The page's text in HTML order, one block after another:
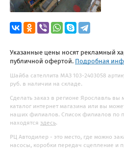
Указанные цены носят рекламный
публичной офертой. Подробная
Шайба сателлита МАЗ 103-2403058
руб. в наличии на складе.
Сделать заказ в регионе Ярославль вы
каталог интернет магазина или вы
наших филиалов. Список филиалов по
находятся здесь.
РЦ Автодилер - это место, где можно
насосы, коробки передач сцепление и